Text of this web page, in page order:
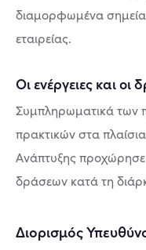
διαμορφωμένα
εταιρείας.
Οι ενέργειες και
Συμπληρωματικά των
πρακτικών στα
Ανάπτυξης προχώρησε
δράσεων κατά τη
Διορισμός